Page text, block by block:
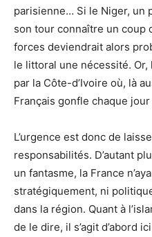
parisienne… Si le Niger, un
son tour connaître un coup
forces deviendrait alors
le littoral une nécessité.
par la Côte-d’Ivoire où, là
Français gonfle chaque
L’urgence est donc de
responsabilités. D’autant
un fantasme, la France
stratégiquement, ni
dans la région. Quant à
de le dire, il s’agit d’abord